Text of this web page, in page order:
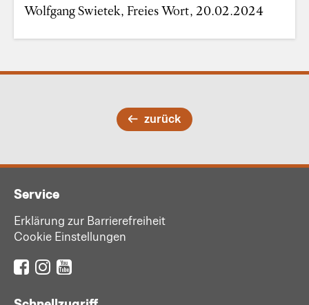
Wolfgang Swietek, Freies Wort, 20.02.2024
zurück
Service
Erklärung zur Barrierefreiheit
Cookie Einstellungen